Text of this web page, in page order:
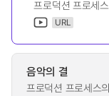
프로덕션 프로세
URL
음악의 결
프로덕션 프로세스